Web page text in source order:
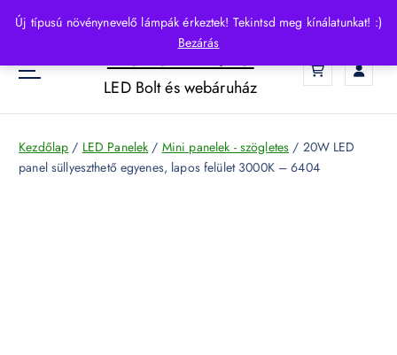
Új típusú növénynevelő lámpák érkeztek! Tekintsd meg kínálatunkat! :)
Bezárás
p
o
HelloLED.hu
LED Bolt és webáruház
Kezdőlap / LED Panelek / Mini panelek - szögletes / 20W LED
panel süllyeszthető egyenes, lapos felület 3000K – 6404